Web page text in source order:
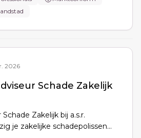
onderhoud je contact met
en experts, en bewaak je
2026
Schade Zakelijk
Zakelijk bij a.s.r.
je zakelijke schadepolissen